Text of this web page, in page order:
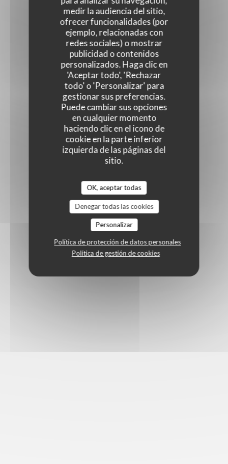
medir la audiencia del sitio,
ofrecer funcionalidades (por
ejemplo, relacionadas con
redes sociales) o mostrar
publicidad o contenidos
personalizados. Haga clic en
'Aceptar todo', 'Rechazar
todo' o 'Personalizar' para
gestionar sus preferencias.
Puede cambiar sus opciones
en cualquier momento
haciendo clic en el icono de
cookie en la parte inferior
izquierda de las páginas del
sitio.
OK, aceptar todas
Denegar todas las cookies
Personalizar
Política de protección de datos personales
Política de gestión de cookies